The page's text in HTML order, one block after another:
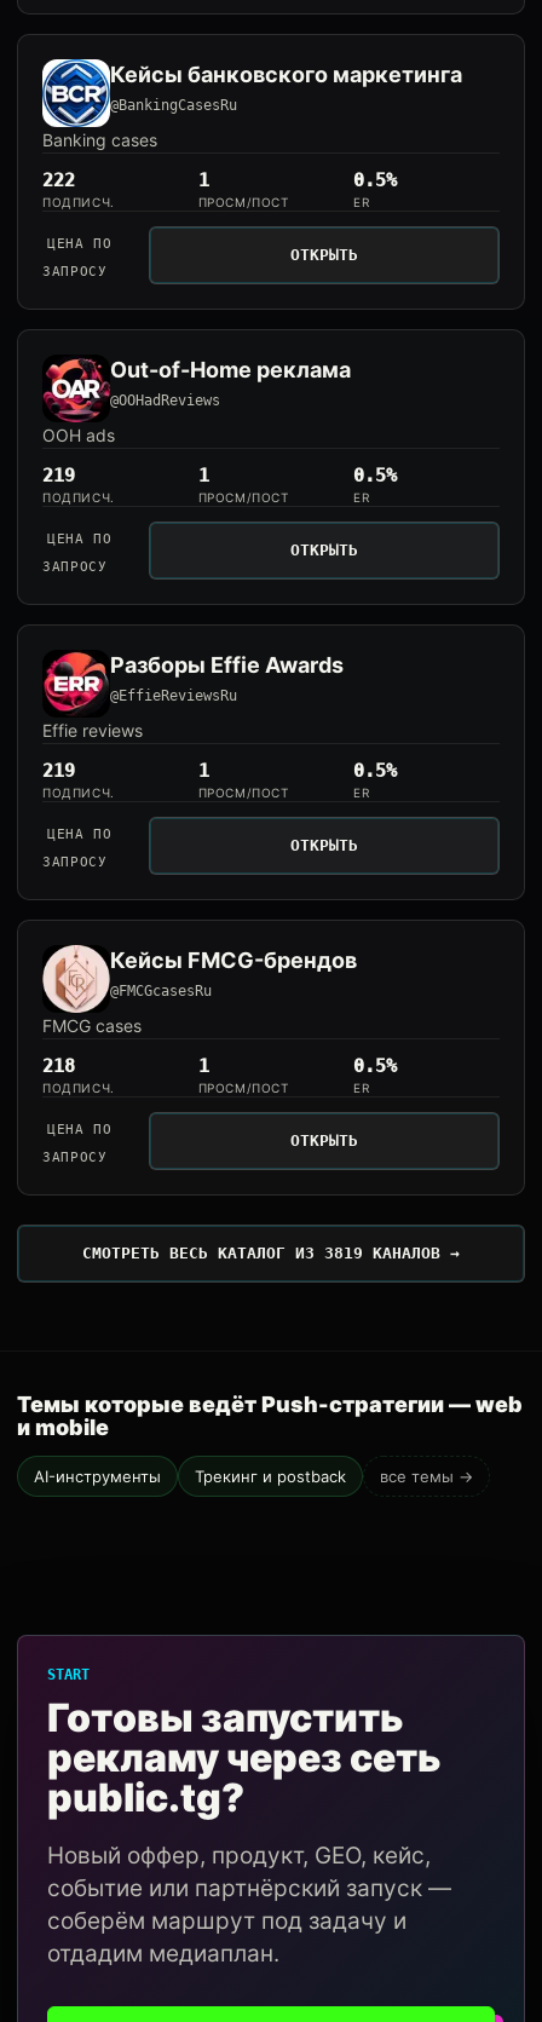
Кейсы банковского маркетинга
@BankingCasesRu
Banking cases
222
ПОДПИСЧ.
1
ПРОСМ/ПОСТ
0.5%
ER
ЦЕНА ПО
ЗАПРОСУ
ОТКРЫТЬ
Out-of-Home реклама
@OOHadReviews
OOH ads
219
ПОДПИСЧ.
1
ПРОСМ/ПОСТ
0.5%
ER
ЦЕНА ПО
ЗАПРОСУ
ОТКРЫТЬ
Разборы Effie Awards
@EffieReviewsRu
Effie reviews
219
ПОДПИСЧ.
1
ПРОСМ/ПОСТ
0.5%
ER
ЦЕНА ПО
ЗАПРОСУ
ОТКРЫТЬ
Кейсы FMCG-брендов
@FMCGcasesRu
FMCG cases
218
ПОДПИСЧ.
1
ПРОСМ/ПОСТ
0.5%
ER
ЦЕНА ПО
ЗАПРОСУ
ОТКРЫТЬ
СМОТРЕТЬ ВЕСЬ КАТАЛОГ ИЗ 3819 КАНАЛОВ →
Темы которые ведёт Push-стратегии — web
и mobile
AI-инструменты Трекинг и postback все темы →
START
Готовы запустить
рекламу через сеть
public.tg?
Новый оффер, продукт, GEO, кейс,
событие или партнёрский запуск —
соберём маршрут под задачу и
отдадим медиаплан.